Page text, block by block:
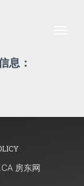
息：
房东网